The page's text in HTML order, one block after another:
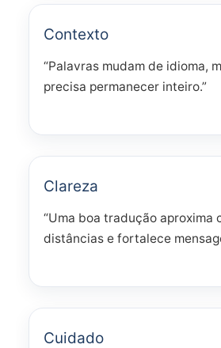
Contexto
“Palavras mudam de idioma,
precisa permanecer inteiro.”
Clareza
“Uma boa tradução aproxima
distâncias e fortalece
Cuidado